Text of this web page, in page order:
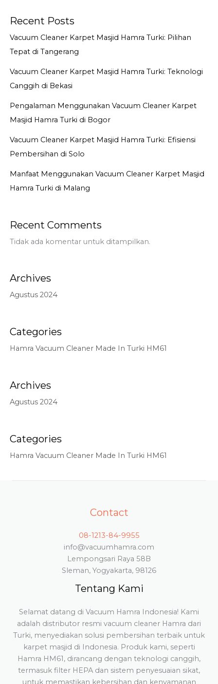
di
Yogyakarta
Recent Posts
Vacuum Cleaner Karpet Masjid Hamra Turki: Pilihan
Tepat di Tangerang
Vacuum Cleaner Karpet Masjid Hamra Turki: Teknologi
Canggih di Bekasi
Pengalaman Menggunakan Vacuum Cleaner Karpet
Masjid Hamra Turki di Bogor
Vacuum Cleaner Karpet Masjid Hamra Turki: Efisiensi
Pembersihan di Solo
Manfaat Menggunakan Vacuum Cleaner Karpet Masjid
Hamra Turki di Malang
Recent Comments
Tidak ada komentar untuk ditampilkan.
Archives
Agustus 2024
Categories
Hamra Vacuum Cleaner Made In Turki HM61
Archives
Agustus 2024
Categories
Hamra Vacuum Cleaner Made In Turki HM61
Contact
08-1213-84-9955
info@vacuumhamra.com
Lempongsari Raya 58B
Sleman, Yogyakarta, 98126
Tentang Kami
Selamat datang di Vacuum Hamra Indonesia! Kami
adalah distributor resmi vacuum cleaner Hamra dari
Turki, menyediakan solusi pembersihan terbaik untuk
karpet masjid di Indonesia. Produk kami, seperti
Hamra HM61, dirancang dengan teknologi canggih,
termasuk filter HEPA dan sistem penyesuaian sikat,
untuk memastikan kebersihan dan kenyamanan